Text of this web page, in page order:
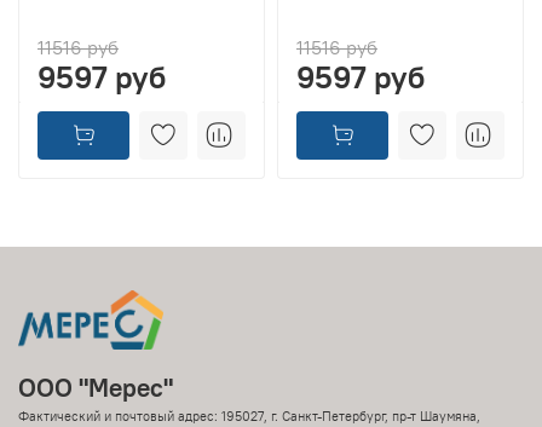
11516 руб
9597 руб
11516 руб
9597 руб
ООО "Мерес"
Фактический и почтовый адрес: 195027, г. Санкт-Петербург, пр-т Шаумяна,